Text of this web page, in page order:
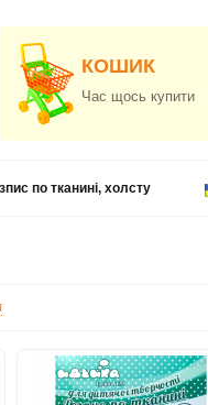
КОШИК
Час щось купити
по тканині, холсту